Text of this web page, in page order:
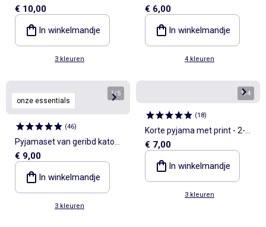
broek
€ 10,00
In winkelmandje
3 kleuren
jerseytricot - 2-delig
€ 6,00
In winkelmandje
4 kleuren
onze essentials
1/5
(46)
Pyjamaset van geribd katoen
met top en short
€ 9,00
In winkelmandje
3 kleuren
1/4
(18)
Korte pyjama met print - 2-
delig
€ 7,00
In winkelmandje
3 kleuren